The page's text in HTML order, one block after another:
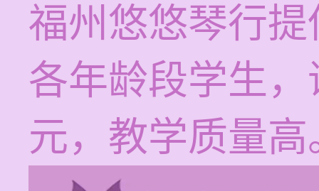
福州悠悠琴行
各年龄段学生
元，教学质量高